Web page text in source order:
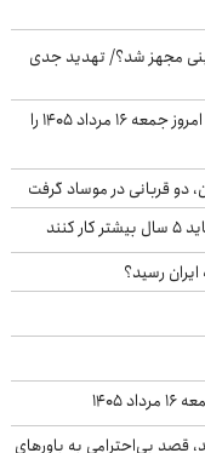
مجهز شد؟/ تهدید جدی
تغییرات شدید محصولات سایپا/ خریداران جدول امروز جمعه ۱۶ مرداد ۱۴۰۵ را
دو قربانی در موساد گرفت
رسید؟
بی‌احترامی به باورهای